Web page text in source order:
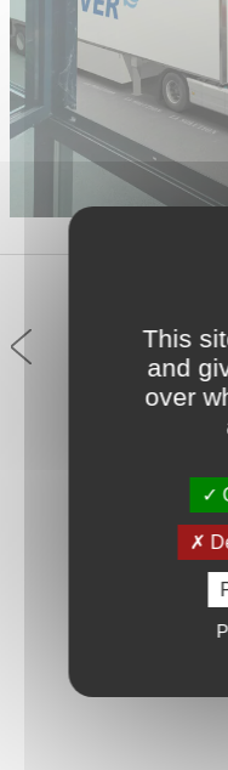
This
and
over